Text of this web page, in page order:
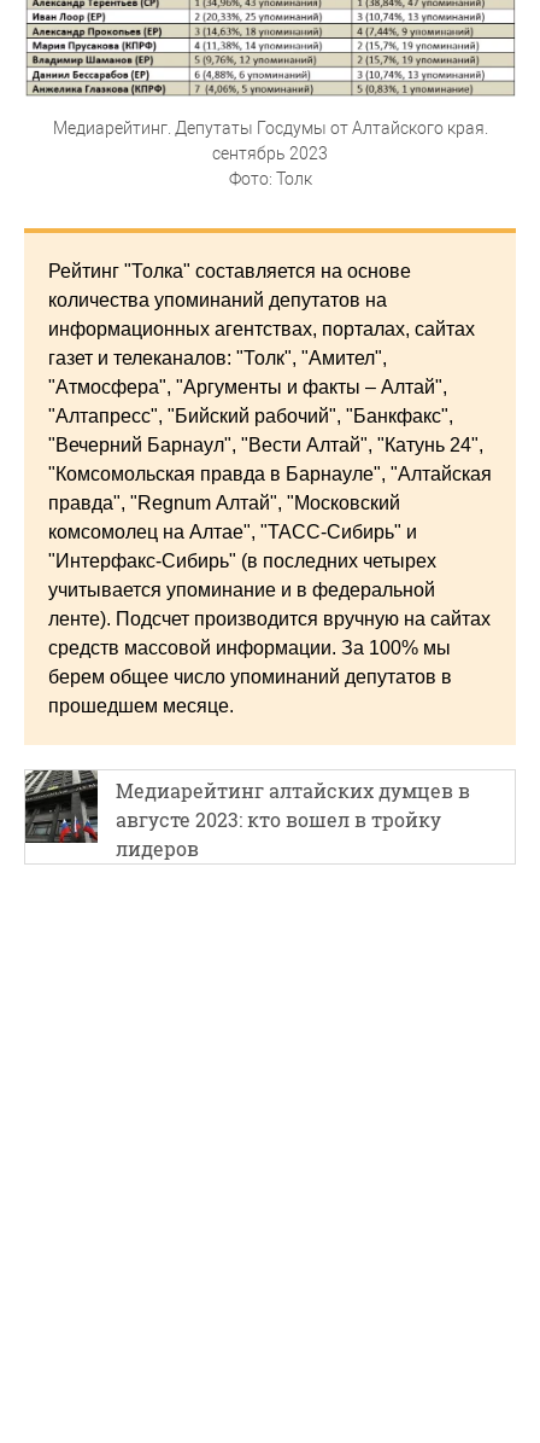
Медиарейтинг. Депутаты Госдумы от Алтайского края.
сентябрь 2023
Фото: Толк
Рейтинг "Толка" составляется на основе
количества упоминаний депутатов на
информационных агентствах, порталах, сайтах
газет и телеканалов: "Толк", "Амител",
"Атмосфера", "Аргументы и факты – Алтай",
"Алтапресс", "Бийский рабочий", "Банкфакс",
"Вечерний Барнаул", "Вести Алтай", "Катунь 24",
"Комсомольская правда в Барнауле", "Алтайская
правда", "Regnum Алтай", "Московский
комсомолец на Алтае", "ТАСС-Сибирь" и
"Интерфакс-Сибирь" (в последних четырех
учитывается упоминание и в федеральной
ленте). Подсчет производится вручную на сайтах
средств массовой информации. За 100% мы
берем общее число упоминаний депутатов в
прошедшем месяце.
Медиарейтинг алтайских думцев в
августе 2023: кто вошел в тройку
лидеров